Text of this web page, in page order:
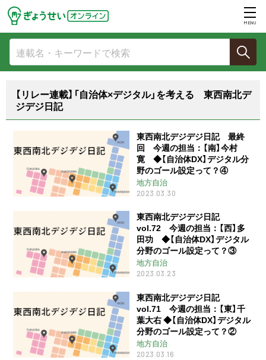
MENU
【リレー連載】「自治体×デジタル」を考える 東西南北デ
ジデジ日記
東西南北デジデジ日記 最終
回 今週の担当：【南】今村
寛 ◆【自治体DX】デジタル分
野のゴール設定って？④
地方自治
2023.03.30
東西南北デジデジ日記
vol.72 今週の担当：【西】多
田功 ◆【自治体DX】デジタル
分野のゴール設定って？③
地方自治
2023.03.23
東西南北デジデジ日記
vol.71 今週の担当：【東】千
葉大右 ◆【自治体DX】デジタル
分野のゴール設定って？②
地方自治
2023.03.16